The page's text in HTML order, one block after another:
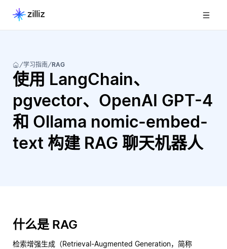
学习指南 RAG
使用 LangChain、
pgvector、OpenAI GPT-4
和 Ollama nomic-embed-
text 构建 RAG 聊天机器人
什么是 RAG
检索增强生成（Retrieval-Augmented Generation，简称